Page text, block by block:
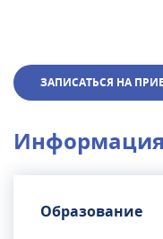
ЗАПИСАТЬСЯ НА
Информация
Образование